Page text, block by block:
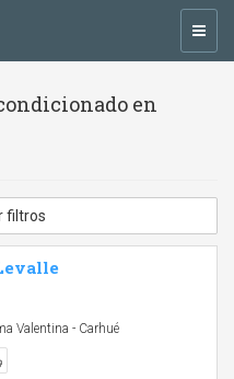
en
filtros
Valentina - Carhué